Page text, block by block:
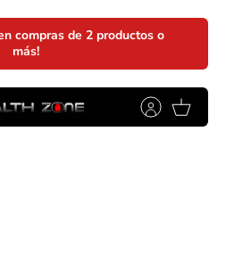
compras de 2 productos o
más!